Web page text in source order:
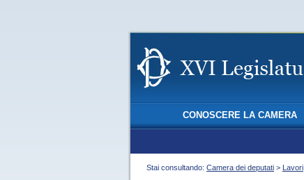
CONOSCERE LA CAMERA
Stai consultando: Camera dei deputati > Lavori